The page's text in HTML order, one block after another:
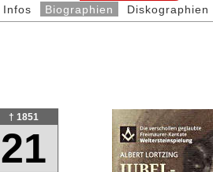
Infos Biographien Diskographien
† 1851
21